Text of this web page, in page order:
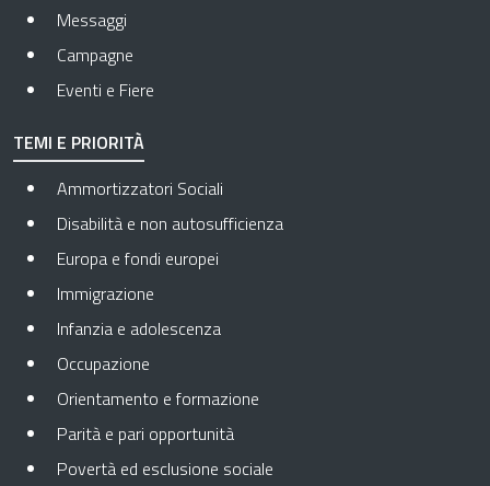
Messaggi
Campagne
Eventi e Fiere
TEMI E PRIORITÀ
Ammortizzatori Sociali
Disabilità e non autosufficienza
Europa e fondi europei
Immigrazione
Infanzia e adolescenza
Occupazione
Orientamento e formazione
Parità e pari opportunità
Povertà ed esclusione sociale